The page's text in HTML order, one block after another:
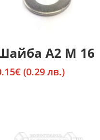
А2 М 16
€ (0.29 лв.)